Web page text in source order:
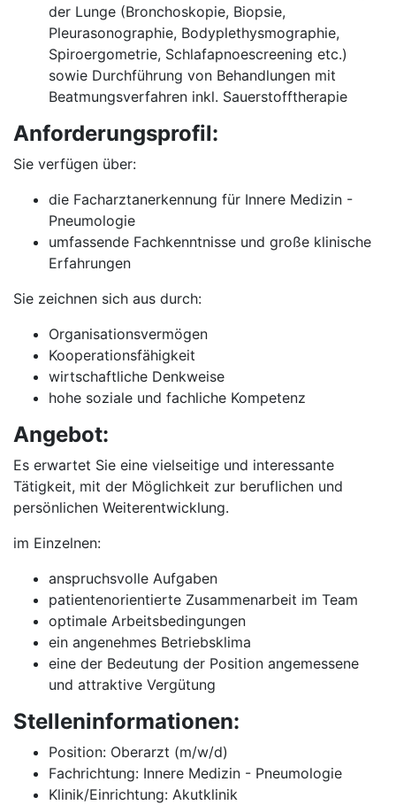
der Lunge (Bronchoskopie, Biopsie,
Pleurasonographie, Bodyplethysmographie,
Spiroergometrie, Schlafapnoescreening etc.)
sowie Durchführung von Behandlungen mit
Beatmungsverfahren inkl. Sauerstofftherapie
Anforderungsprofil:
Sie verfügen über:
die Facharztanerkennung für Innere Medizin -
Pneumologie
umfassende Fachkenntnisse und große klinische
Erfahrungen
Sie zeichnen sich aus durch:
Organisationsvermögen
Kooperationsfähigkeit
wirtschaftliche Denkweise
hohe soziale und fachliche Kompetenz
Angebot:
Es erwartet Sie eine vielseitige und interessante
Tätigkeit, mit der Möglichkeit zur beruflichen und
persönlichen Weiterentwicklung.
im Einzelnen:
anspruchsvolle Aufgaben
patientenorientierte Zusammenarbeit im Team
optimale Arbeitsbedingungen
ein angenehmes Betriebsklima
eine der Bedeutung der Position angemessene
und attraktive Vergütung
Stelleninformationen:
Position: Oberarzt (m/w/d)
Fachrichtung: Innere Medizin - Pneumologie
Klinik/Einrichtung: Akutklinik